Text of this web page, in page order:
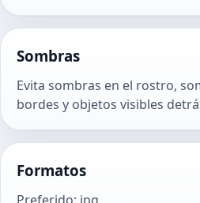
Sombras
Evita sombras en el rostro,
bordes y objetos visibles
Formatos